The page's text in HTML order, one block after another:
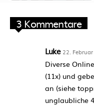
3 Kommentare
Luke 22.
Diverse
(11x) und
an (siehe
unglaubliche